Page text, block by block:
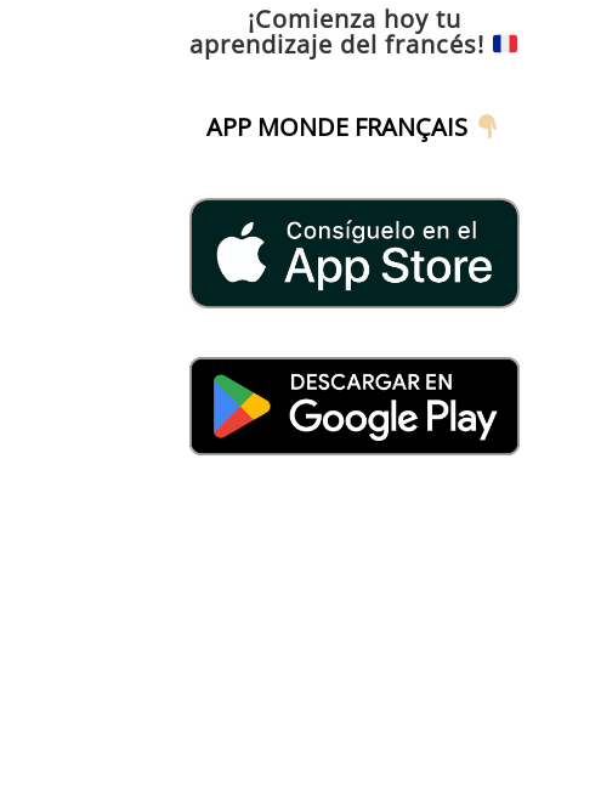
¡Comienza hoy tu
aprendizaje del francés!
APP MONDE FRANÇAIS